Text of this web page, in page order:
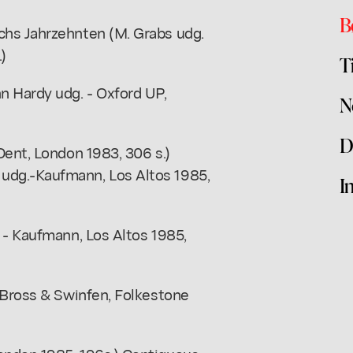
Jahrzehnten (M. Grabs udg.
Hardy udg. - Oxford UP,
London 1983, 306 s.)
Kaufmann, Los Altos 1985,
Kaufmann, Los Altos 1985,
& Swinfen, Folkestone